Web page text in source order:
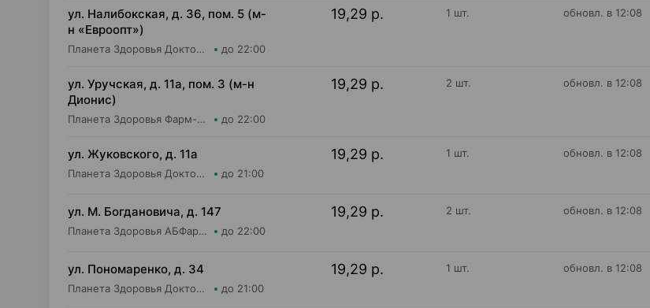
ул. Налибокская, д. 36, пом. 5 (м-
н «Евроопт»)
Планета Здоровья Доктор Время ООО Аптека №51 до 22:00
19,29 р. 1 шт. обновл. в 12:08
ул. Уручская, д. 11а, пом. 3 (м-н
Дионис)
Планета Здоровья Фарм-Продукт ОДО Аптека №4 до 22:00
19,29 р. 2 шт. обновл. в 12:08
ул. Жуковского, д. 11а
Планета Здоровья Доктор Время ООО Аптека №65 до 21:00
19,29 р. 1 шт. обновл. в 12:08
ул. М. Богдановича, д. 147
Планета Здоровья АБФармация ИООО Косметический магазин №4 до 22:00
19,29 р. 2 шт. обновл. в 12:08
ул. Пономаренко, д. 34
Планета Здоровья Доктор Время ООО Аптека №53 до 21:00
19,29 р. 1 шт. обновл. в 12:08